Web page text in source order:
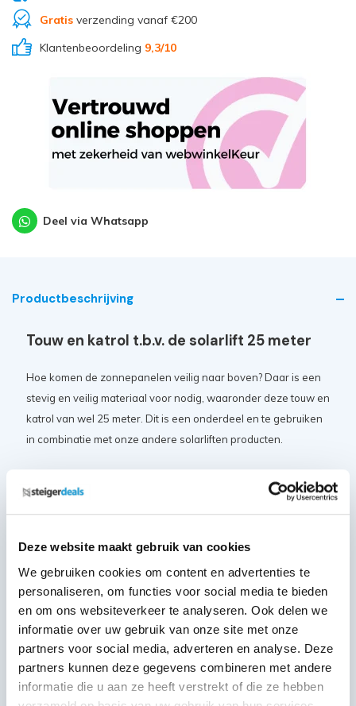
Deze website maakt gebruik van cookies
We gebruiken cookies om content en advertenties te
personaliseren, om functies voor social media te bieden
en om ons websiteverkeer te analyseren. Ook delen we
informatie over uw gebruik van onze site met onze
partners voor social media, adverteren en analyse. Deze
partners kunnen deze gegevens combineren met andere
informatie die u aan ze heeft verstrekt of die ze hebben
Gratisverzending vanaf €200
Klantenbeoordeling 9,3/10
Deel via Whatsapp
Productbeschrijving
Touw en katrol t.b.v. de solarlift 25 meter
Hoe komen de zonnepanelen veilig naar boven? Daar is een
stevig en veilig materiaal voor nodig, waaronder deze touw en
katrol van wel 25 meter. Dit is een onderdeel en te gebruiken
in combinatie met onze andere solarliften producten.
Onderdeel van zonnepanelen of solarlift
Te gebruiken in combinatie met onze:
Laadplateau voor zonnepanelen lift
Basis liftframe voor zonnepanelen lift
Koppelklauw voor zonnepanelen lift